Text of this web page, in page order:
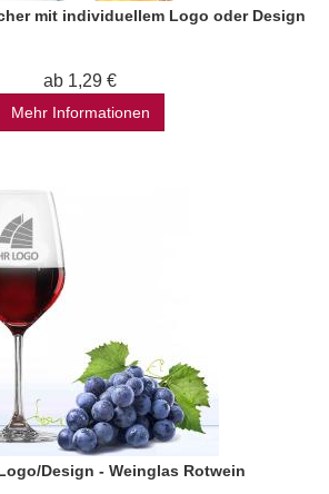
mit individuellem Logo oder Design
ab 1,29 €
Mehr Informationen
Design - Weinglas Rotwein